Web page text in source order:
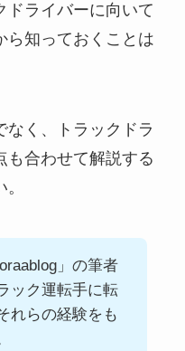
ドライバーに向いて
ら知っておくことは
なく、トラックドラ
も合わせて解説する
」の筆者
ック運転手に転
れらの経験をも